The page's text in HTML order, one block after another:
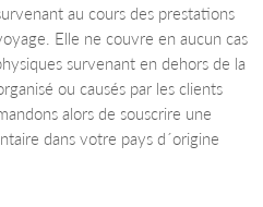
au cours des prestations
Elle ne couvre en aucun cas
survenant en dehors de la
ou causés par les clients
alors de souscrire une
dans votre pays d´origine